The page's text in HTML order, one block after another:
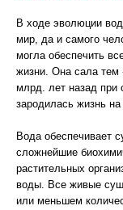
В ходе эволюции
мир, да и самого
могла обеспечить
жизни. Она сала тем
млрд. лет назад при
зародилась жизнь
Вода обеспечивает
сложнейшие
растительных
воды. Все живые
или меньшем